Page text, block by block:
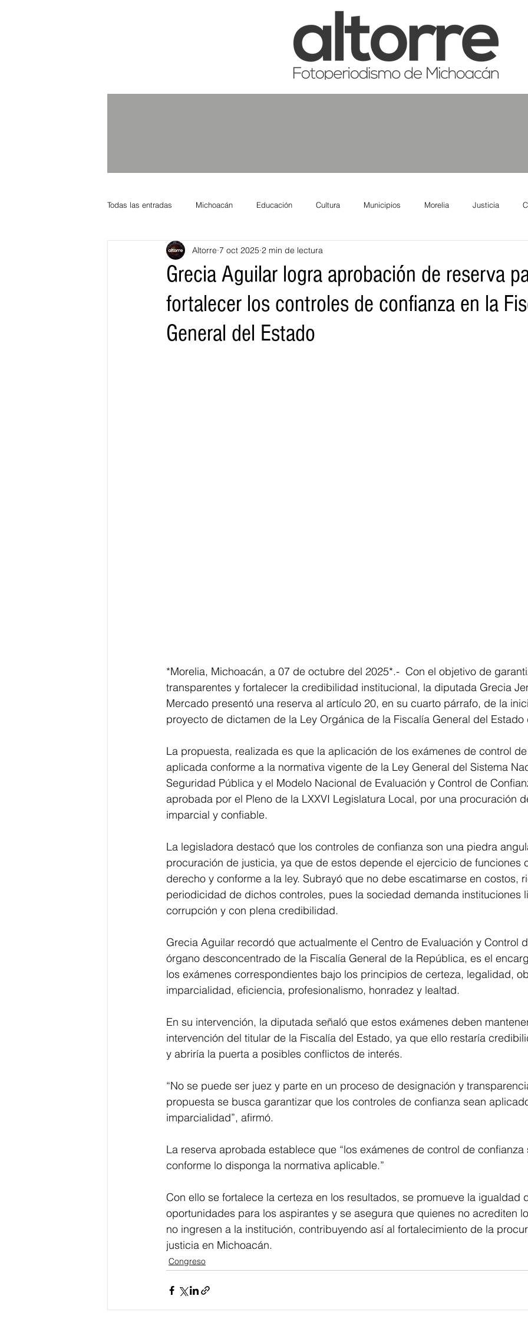
Todas las entradas Michoacán Educación Cultura Municipios Morelia Justicia
Nacional Internacional Columnistas Salud
Gobernador Segob Sedeco Turismo Sader DIF Mujeres Scop
Grecia Aguilar logra aprobación de reserva
fortalecer los controles de confianza en la
General del Estado
Altorre 7 oct 2025 2 min de lectura
*Morelia, Michoacán, a 07 de octubre del 2025*.-  Con el objetivo de
transparentes y fortalecer la credibilidad institucional, la diputada Grecia
Mercado presentó una reserva al artículo 20, en su cuarto párrafo, de la
proyecto de dictamen de la Ley Orgánica de la Fiscalía General del Estado
La propuesta, realizada es que la aplicación de los exámenes de control
aplicada conforme a la normativa vigente de la Ley General del Sistema
Seguridad Pública y el Modelo Nacional de Evaluación y Control de
aprobada por el Pleno de la LXXVI Legislatura Local, por una procuración
imparcial y confiable.
La legisladora destacó que los controles de confianza son una piedra
procuración de justicia, ya que de estos depende el ejercicio de funciones
derecho y conforme a la ley. Subrayó que no debe escatimarse en costos,
periodicidad de dichos controles, pues la sociedad demanda instituciones
corrupción y con plena credibilidad.
Grecia Aguilar recordó que actualmente el Centro de Evaluación y Control
órgano desconcentrado de la Fiscalía General de la República, es el
los exámenes correspondientes bajo los principios de certeza, legalidad,
imparcialidad, eficiencia, profesionalismo, honradez y lealtad.
En su intervención, la diputada señaló que estos exámenes deben
intervención del titular de la Fiscalía del Estado, ya que ello restaría
y abriría la puerta a posibles conflictos de interés.
“No se puede ser juez y parte en un proceso de designación y
propuesta se busca garantizar que los controles de confianza sean
imparcialidad”, afirmó.
La reserva aprobada establece que “los exámenes de control de confianza
conforme lo disponga la normativa aplicable.”
Con ello se fortalece la certeza en los resultados, se promueve la igualdad
oportunidades para los aspirantes y se asegura que quienes no acrediten
no ingresen a la institución, contribuyendo así al fortalecimiento de la
justicia en Michoacán.
Congreso